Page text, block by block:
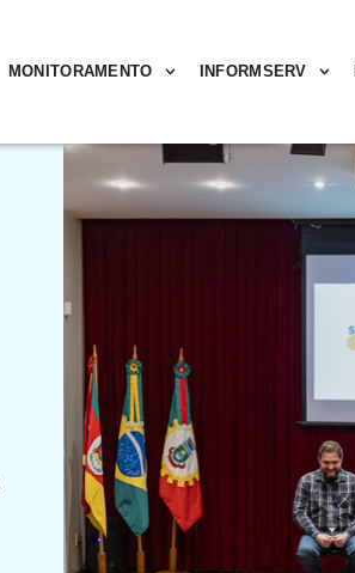
MONITORAMENTO INFORMSERV